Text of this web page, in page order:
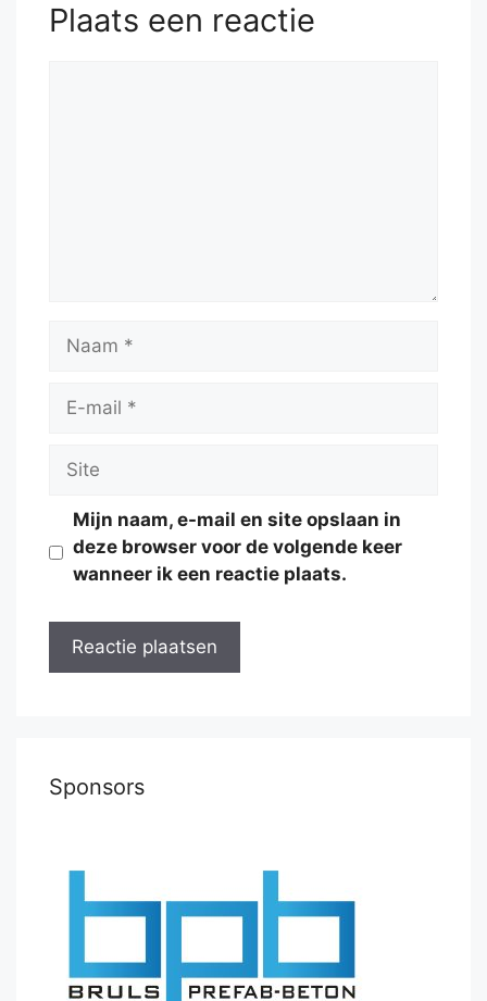
Plaats een reactie
Naam
Site
Mijn naam, e-mail en site opslaan in
deze browser voor de volgende keer
wanneer ik een reactie plaats.
Sponsors